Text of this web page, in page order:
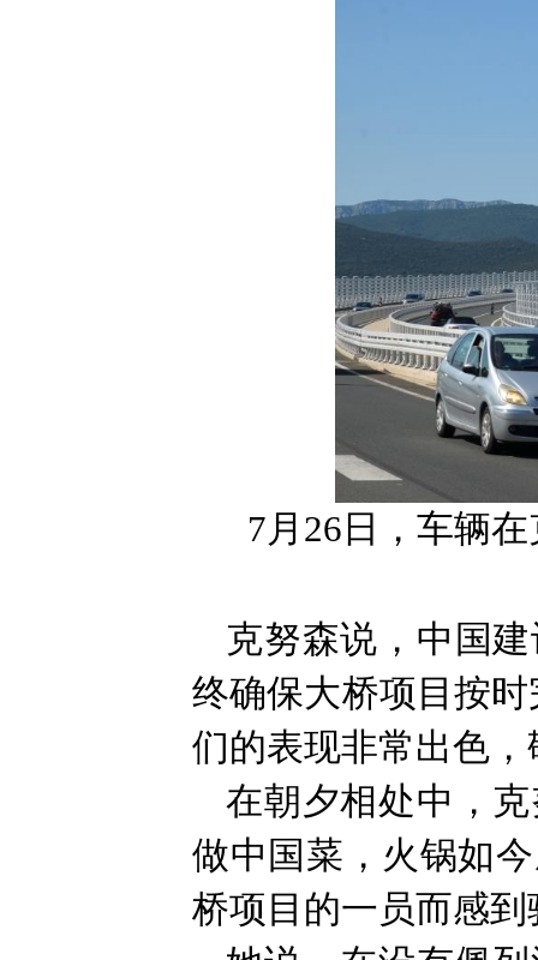
7月26日，车辆
克努森说，中国
终确保大桥项目按
们的表现非常出色
在朝夕相处中，
做中国菜，火锅如
桥项目的一员而感